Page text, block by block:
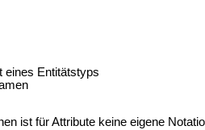
eines Entitätstyps
ist für Attribute keine eigene